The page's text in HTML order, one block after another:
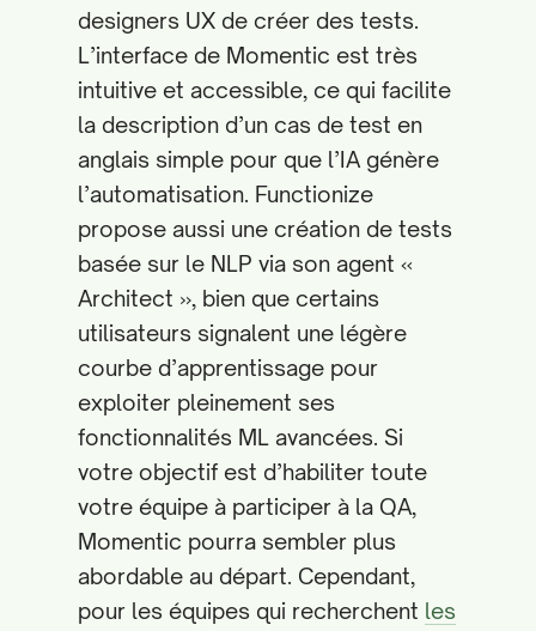
designers UX de créer des tests.
L’interface de Momentic est très
intuitive et accessible, ce qui facilite
la description d’un cas de test en
anglais simple pour que l’IA génère
l’automatisation. Functionize
propose aussi une création de tests
basée sur le NLP via son agent «
Architect », bien que certains
utilisateurs signalent une légère
courbe d’apprentissage pour
exploiter pleinement ses
fonctionnalités ML avancées. Si
votre objectif est d’habiliter toute
votre équipe à participer à la QA,
Momentic pourra sembler plus
abordable au départ. Cependant,
pour les équipes qui recherchent les